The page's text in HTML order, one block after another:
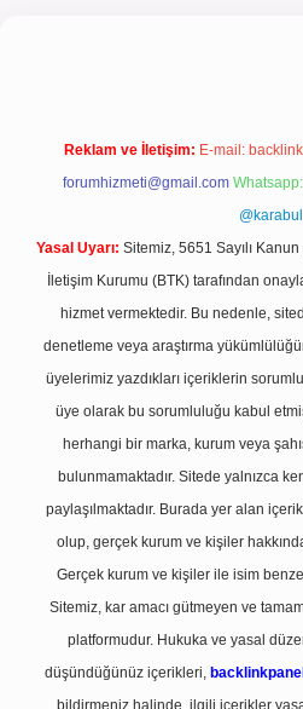
Reklam ve İletişim: E-mail:
forumhizmeti@gmail.com
@karabul
Yasal Uyarı: Sitemiz, 5651 Sayılı
İletişim Kurumu (BTK) tarafından
hizmet vermektedir. Bu nedenle,
denetleme veya araştırma
üyelerimiz yazdıkları içeriklerin
üye olarak bu sorumluluğu kabul
herhangi bir marka, kurum veya
bulunmamaktadır. Sitede yalnızca
paylaşılmaktadır. Burada yer alan
olup, gerçek kurum ve kişiler
Gerçek kurum ve kişiler ile isim
Sitemiz, kar amacı gütmeyen ve
platformudur. Hukuka ve yasal
düşündüğünüz içerikleri,
bildirmeniz halinde, ilgili içerikler